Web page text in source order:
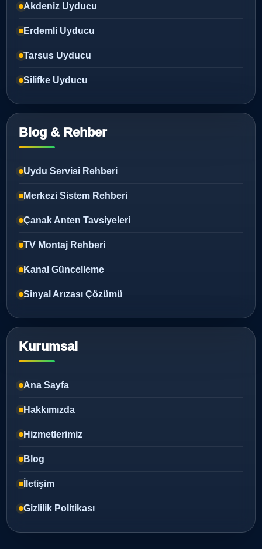
Akdeniz Uyducu
Erdemli Uyducu
Tarsus Uyducu
Silifke Uyducu
Blog & Rehber
Uydu Servisi Rehberi
Merkezi Sistem Rehberi
Çanak Anten Tavsiyeleri
TV Montaj Rehberi
Kanal Güncelleme
Sinyal Arızası Çözümü
Kurumsal
Ana Sayfa
Hakkımızda
Hizmetlerimiz
Blog
İletişim
Gizlilik Politikası